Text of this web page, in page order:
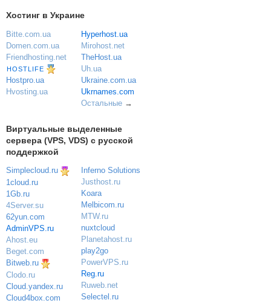
Хостинг в Украине
Bitte.com.ua
Domen.com.ua
Friendhosting.net
HOSTLIFE
Hostpro.ua
Hvosting.ua
Hyperhost.ua
Mirohost.net
TheHost.ua
Uh.ua
Ukraine.com.ua
Ukrnames.com
Остальные→
Виртуальные выделенные
сервера (VPS, VDS) с русской
поддержкой
Simplecloud.ru
1cloud.ru
1Gb.ru
4Server.su
62yun.com
AdminVPS.ru
Ahost.eu
Beget.com
Bitweb.ru
Clodo.ru
Cloud.yandex.ru
Cloud4box.com
Inferno Solutions
Justhost.ru
Koara
Melbicom.ru
MTW.ru
nuxtcloud
Planetahost.ru
play2go
PowerVPS.ru
Reg.ru
Ruweb.net
Selectel.ru